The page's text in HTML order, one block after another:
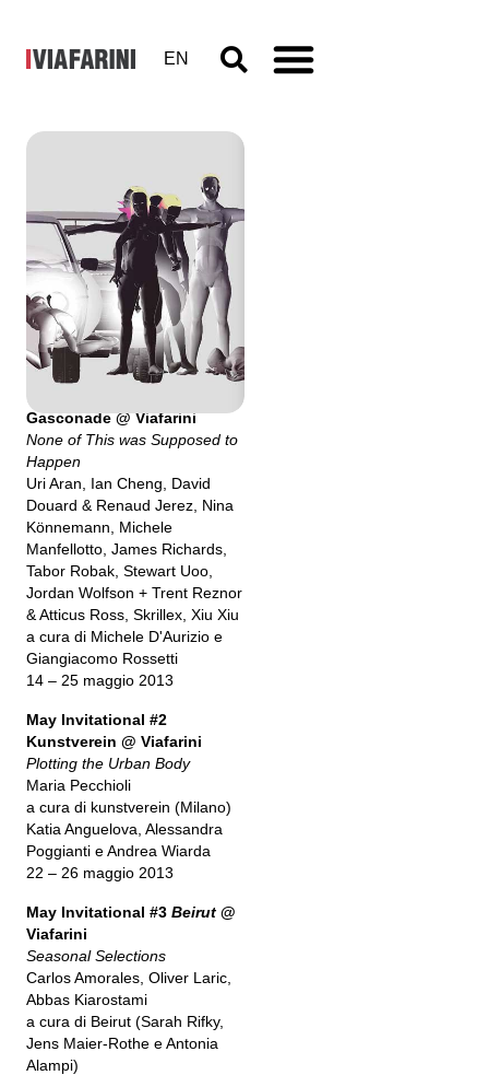
EN
May
Invitational
14 maggio - 28 maggio 2013
ideato da Simone Frangi
Gasconade @ Viafarini
None of This was Supposed to
Happen
Uri Aran, Ian Cheng, David
Douard & Renaud Jerez, Nina
Könnemann, Michele
Manfellotto, James Richards,
Tabor Robak, Stewart Uoo,
Jordan Wolfson + Trent Reznor
& Atticus Ross, Skrillex, Xiu Xiu
a cura di Michele D'Aurizio e
Giangiacomo Rossetti
14 – 25 maggio 2013
May Invitational #2
Kunstverein @ Viafarini
Plotting the Urban Body
Maria Pecchioli
a cura di kunstverein (Milano)
Katia Anguelova, Alessandra
Poggianti e Andrea Wiarda
22 – 26 maggio 2013
May Invitational #3 Beirut @
Viafarini
Seasonal Selections
Carlos Amorales, Oliver Laric,
Abbas Kiarostami
a cura di Beirut (Sarah Rifky,
Jens Maier-Rothe e Antonia
Alampi)